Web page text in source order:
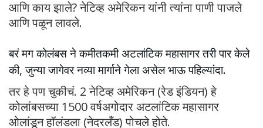
आणि काय झाले? नेटिव्ह अमेरिकन यांनी त्यांना पाणी पाजले
आणि पळून लावले.
बरं मग कोलंबस ने कमीतकमी अटलांटिक महासागर तरी पार केले
की, जुन्या जागेवर नव्या मार्गाने गेला असेल भाऊ पहिल्यांदा.
तर हे पण चुकीचं. 2 नेटिव्ह अमेरिकन (रेड इंडियन) हे
कोलांबसच्या 1500 वर्षअगोदार अटलांटिक महासागर
ओलांडून हॉलंडला (नेदरलँड) पोचले होते.